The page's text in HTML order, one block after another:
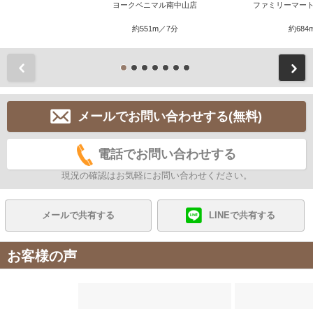
ヨークベニマル南中山店
約551m／7分
ファミリーマー
約
メールでお問い合わせする(無料)
電話でお問い合わせする
現況の確認はお気軽にお問い合わせください。
メールで共有する LINEで共有する
お客様の声